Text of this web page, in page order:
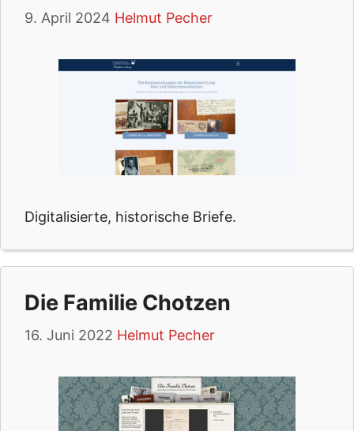
9. April 2024 Helmut Pecher
Digitalisierte, historische Briefe.
Die Familie Chotzen
16. Juni 2022 Helmut Pecher